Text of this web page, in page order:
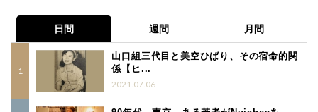
日間 週間 月間
山口組三代目と美空ひばり、その宿命的関
係【ヒ...
2021.07.06